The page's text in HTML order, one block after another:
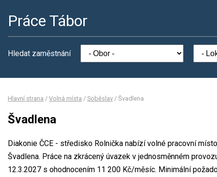
Práce Tábor
Hledat zaměstnání
Hlavní strana / Volná místa / Soběslav / Švadlena
Švadlena
Diakonie ČCE - středisko Rolnička nabízí volné pracovní
Švadlena. Práce na zkrácený úvazek v jednosměnném
12.3.2027 s ohodnocením 11 200 Kč/měsíc. Minimální